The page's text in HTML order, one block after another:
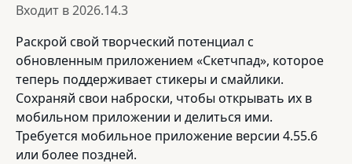
Входит в2026.14.3
Раскрой свой творческий потенциал с
обновленным приложением «Скетчпад», которое
теперь поддерживает стикеры и смайлики.
Сохраняй свои наброски, чтобы открывать их в
мобильном приложении и делиться ими.
Требуется мобильное приложение версии 4.55.6
или более поздней.